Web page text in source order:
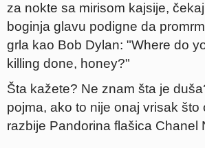
za nokte sa mirisom kajsije,
boginja glavu podigne da
grla kao Bob Dylan: "Where do
killing done, honey?"
Šta kažete? Ne znam šta je
pojma, ako to nije onaj vrisak što
razbije Pandorina flašica Chanel